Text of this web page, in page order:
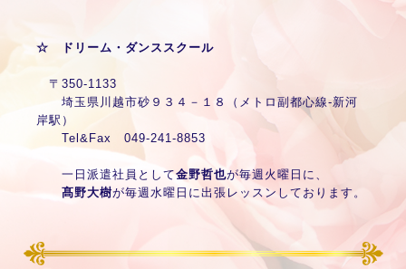
☆ ドリーム・ダンススクール
〒350-1133
埼玉県川越市砂９３４－１８（メトロ副都心線‐新河
岸駅）
Tel&Fax 049-241-8853
一日派遣社員として金野哲也が毎週火曜日に、
髙野大樹が毎週水曜日に出張レッスンしております。